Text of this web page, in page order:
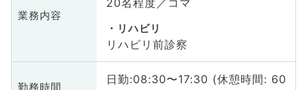
業務内容
リハビリ
リハビリ前診察
勤務時間
日勤:08:30〜17:30 (休憩時間: 60